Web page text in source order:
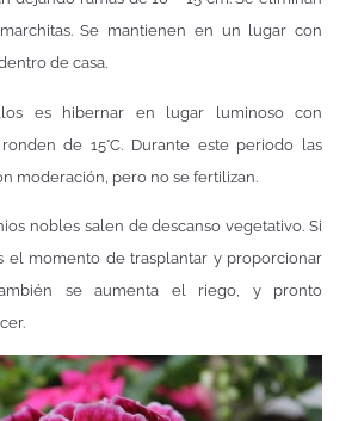
Se mantienen en un lugar con
de casa.
es hibernar en lugar luminoso con
de 15°C. Durante este periodo las
moderación, pero no se fertilizan.
nobles salen de descanso vegetativo. Si
el momento de trasplantar y proporcionar
se aumenta el riego, y pronto